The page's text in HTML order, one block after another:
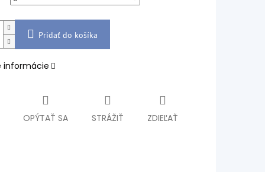
Pridať do košíka
informácie
OPÝTAŤ SA STRÁŽIŤ ZDIEĽAŤ